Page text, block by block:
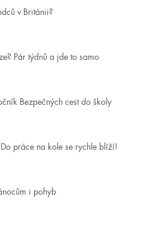
v Británii?
Pár týdnů a jde to samo
Bezpečných cest do školy
práce na kole se rychle blíží!
i pohyb